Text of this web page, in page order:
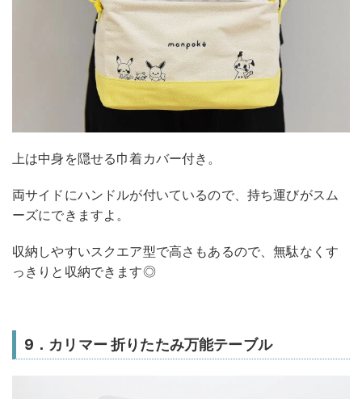
上は中身を隠せる巾着カバー付き。
両サイドにハンドルが付いているので、持ち運びがスム
ーズにできますよ。
収納しやすいスクエア型で高さもあるので、無駄なくす
っきりと収納できます◎
9．カリマー 折りたたみ万能テーブル